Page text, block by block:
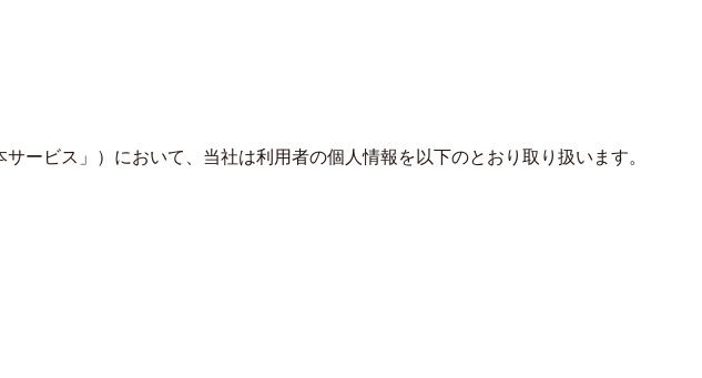
ービス」）において、当社は利用者の個人情報を以下のとおり取り扱います。